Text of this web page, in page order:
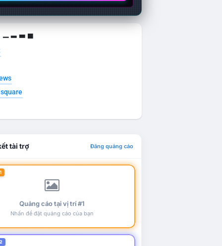
▁ ▂ ▃ ▄
tài trợ Đăng quảng cáo
Quảng cáo tại vị trí #1
Nhấn để đặt quảng cáo của bạn